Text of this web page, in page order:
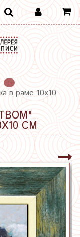
-
в раме 10х10
СМ